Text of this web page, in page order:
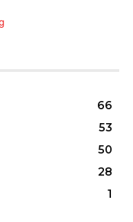
66
53
50
28
1